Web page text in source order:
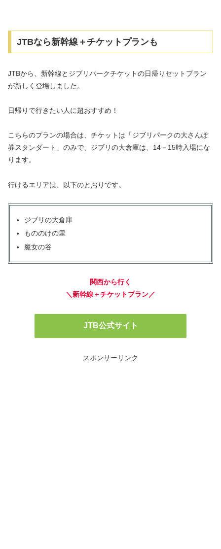
JTBなら新幹線＋チケットプランも
JTBから、新幹線とジブリパークチケットの日帰りセットプラン
が新しく登場しました。
日帰りで行きたい人に超おすすめ！
こちらのプランの場合は、チケットは「ジブリパークの大さんぽ
券スタンダート」のみで、ジブリの大倉庫は、14－15時入場にな
ります。
行けるエリアは、以下のとおりです。
ジブリの大倉庫
もののけの里
魔女の谷
関西から行く
＼新幹線＋チケットプラン／
JTB公式サイト
スポンサーリンク